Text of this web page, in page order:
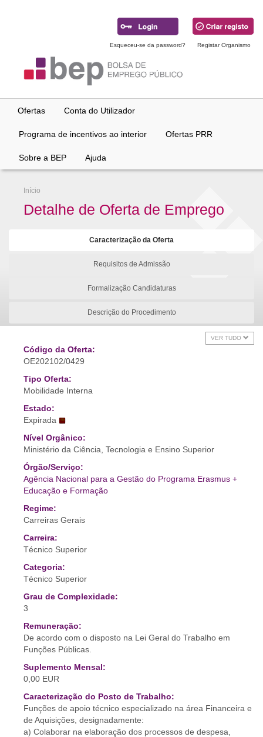
Esqueceu-se da password? Registar Organismo
Ofertas Conta do Utilizador
Programa de incentivos ao interior Ofertas PRR
Sobre a BEP Ajuda
Início
Detalhe de Oferta de Emprego
Caracterização da Oferta
Requisitos de Admissão
Formalização Candidaturas
Descrição do Procedimento
VER TUDO
Código da Oferta:
OE202102/0429
Tipo Oferta:
Mobilidade Interna
Estado:
Expirada
Nível Orgânico:
Ministério da Ciência, Tecnologia e Ensino Superior
Órgão/Serviço:
Agência Nacional para a Gestão do Programa Erasmus +
Educação e Formação
Regime:
Carreiras Gerais
Carreira:
Técnico Superior
Categoria:
Técnico Superior
Grau de Complexidade:
3
Remuneração:
De acordo com o disposto na Lei Geral do Trabalho em
Funções Públicas.
Suplemento Mensal:
0,00 EUR
Caracterização do Posto de Trabalho:
Funções de apoio técnico especializado na área Financeira e
de Aquisições, designadamente:
a) Colaborar na elaboração dos processos de despesa,